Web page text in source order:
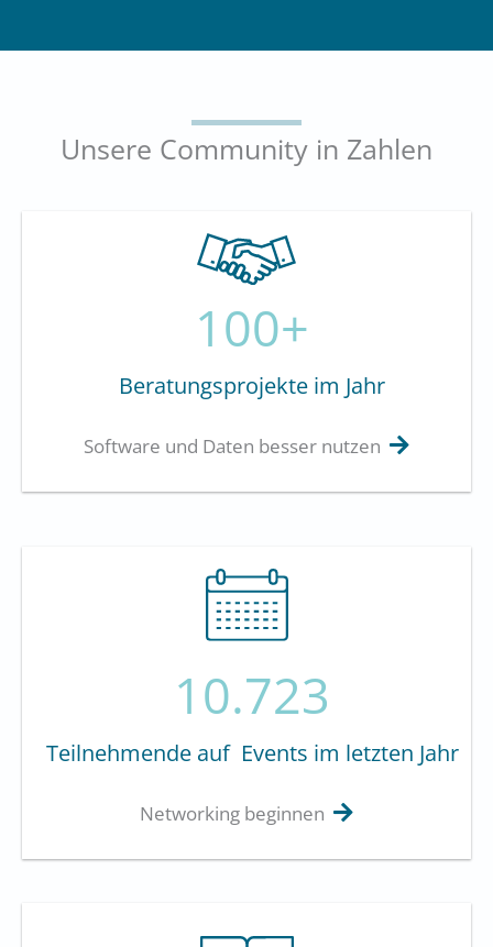
Unsere Community in Zahlen
100+
Beratungsprojekte im Jahr
Software und Daten besser nutzen
10.723
Teilnehmende auf Events im letzten Jahr
Networking beginnen